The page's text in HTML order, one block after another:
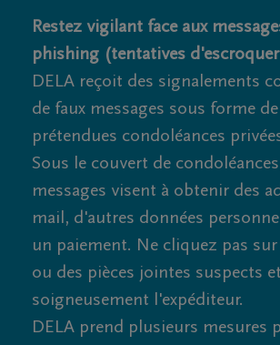
Restez vigilant face aux
phishing (tentatives
DELA reçoit des signalements
de faux messages sous forme de
prétendues condoléances
Sous le couvert de
messages visent à obtenir des
mail, d'autres données
un paiement. Ne cliquez pas
ou des pièces jointes suspects
soigneusement l'expéditeur.
DELA prend plusieurs mesures